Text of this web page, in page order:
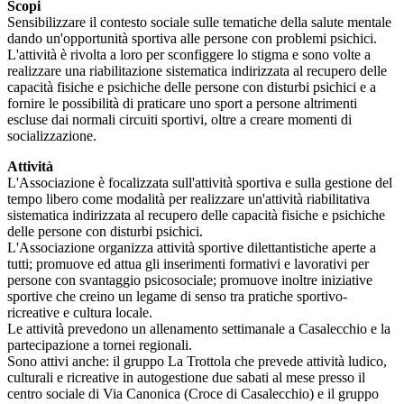
Scopi
Sensibilizzare il contesto sociale sulle tematiche della salute mentale
dando un'opportunità sportiva alle persone con problemi psichici.
L'attività è rivolta a loro per sconfiggere lo stigma e sono volte a
realizzare una riabilitazione sistematica indirizzata al recupero delle
capacità fisiche e psichiche delle persone con disturbi psichici e a
fornire le possibilità di praticare uno sport a persone altrimenti
escluse dai normali circuiti sportivi, oltre a creare momenti di
socializzazione.
Attività
L'Associazione è focalizzata sull'attività sportiva e sulla gestione del
tempo libero come modalità per realizzare un'attività riabilitativa
sistematica indirizzata al recupero delle capacità fisiche e psichiche
delle persone con disturbi psichici.
L'Associazione organizza attività sportive dilettantistiche aperte a
tutti; promuove ed attua gli inserimenti formativi e lavorativi per
persone con svantaggio psicosociale; promuove inoltre iniziative
sportive che creino un legame di senso tra pratiche sportivo-
ricreative e cultura locale.
Le attività prevedono un allenamento settimanale a Casalecchio e la
partecipazione a tornei regionali.
Sono attivi anche: il gruppo La Trottola che prevede attività ludico,
culturali e ricreative in autogestione due sabati al mese presso il
centro sociale di Via Canonica (Croce di Casalecchio) e il gruppo